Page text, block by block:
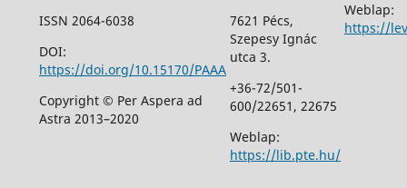
ISSN 2064-6038
DOI:
https://doi.org/10.15170/PAAA
Copyright © Per Aspera ad
Astra 2013–2020
7621 Pécs,
Szepesy Ignác
utca 3.
+36-72/501-
600/22651, 22675
Weblap:
https://lib.pte.hu/
Weblap:
https://